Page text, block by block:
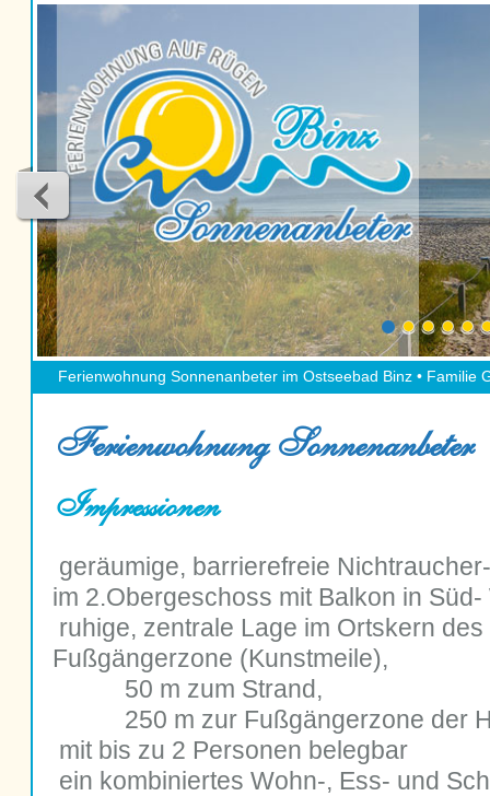
Ferienwohnung Sonnenanbeter im Ostseebad Binz • Familie
Ferienwohnung Sonnenanbeter
Impressionen
 geräumige, barrierefreie
im 2.Obergeschoss mit Balkon in
 ruhige, zentrale Lage im Ortskern
Fußgängerzone (Kunstmeile),
 50 m zum Strand,
 250 m zur Fußgängerzone der
 mit bis zu 2 Personen belegbar
 ein kombiniertes Wohn-, Ess- und